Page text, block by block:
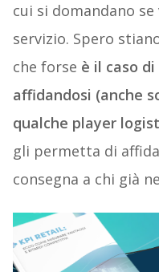
cui si domandano
servizio. Spero
che forse è il caso
affidandosi (anche
qualche player
gli permetta di
consegna a chi già